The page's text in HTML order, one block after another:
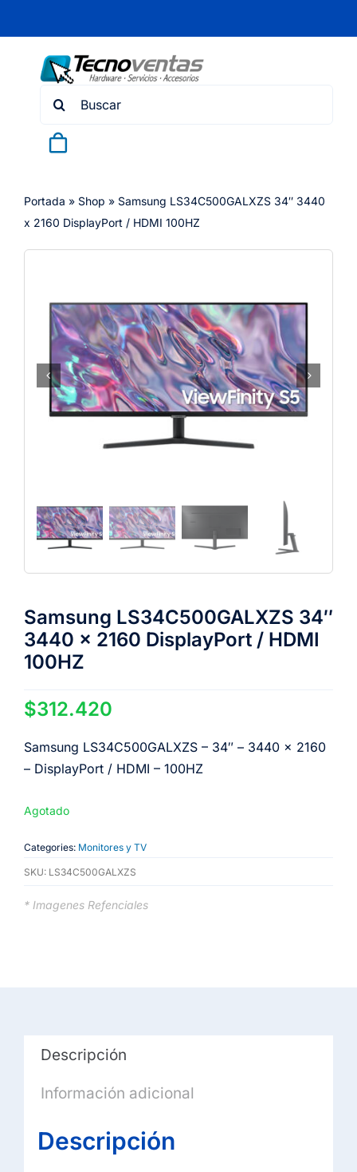
content
Search
Portada » Shop » Samsung LS34C500GALXZS 34″ 3440
x 2160 DisplayPort / HDMI 100HZ
Samsung LS34C500GALXZS 34″
3440 x 2160 DisplayPort / HDMI
100HZ
$312.420
Samsung LS34C500GALXZS – 34″ – 3440 x 2160
– DisplayPort / HDMI – 100HZ
Agotado
Categories: Monitores y TV
SKU: LS34C500GALXZS
* Imagenes Refenciales
Descripción
Información adicional
Descripción